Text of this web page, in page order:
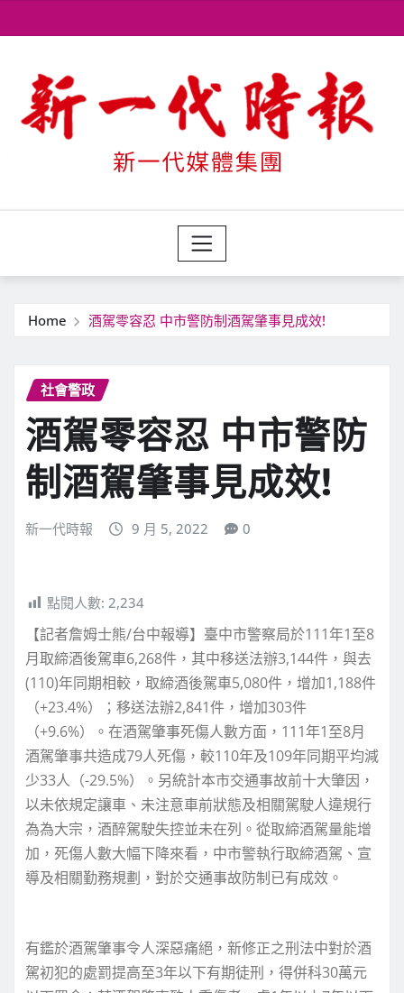
to
Home 酒駕零容忍 中市警防制酒駕肇事見成效!
社會警政
酒駕零容忍 中市警防
制酒駕肇事見成效!
新一代時報 9 月 5, 2022 0
點閱人數: 2,234
【記者詹姆士熊/台中報導】臺中市警察局於111年1至8
月取締酒後駕車6,268件，其中移送法辦3,144件，與去
(110)年同期相較，取締酒後駕車5,080件，增加1,188件
（+23.4%）；移送法辦2,841件，增加303件
（+9.6%）。在酒駕肇事死傷人數方面，111年1至8月
酒駕肇事共造成79人死傷，較110年及109年同期平均減
少33人（-29.5%）。另統計本市交通事故前十大肇因，
以未依規定讓車、未注意車前狀態及相關駕駛人違規行
為為大宗，酒醉駕駛失控並未在列。從取締酒駕量能增
加，死傷人數大幅下降來看，中市警執行取締酒駕、宣
導及相關勤務規劃，對於交通事故防制已有成效。
有鑑於酒駕肇事令人深惡痛絕，新修正之刑法中對於酒
駕初犯的處罰提高至3年以下有期徒刑，得併科30萬元